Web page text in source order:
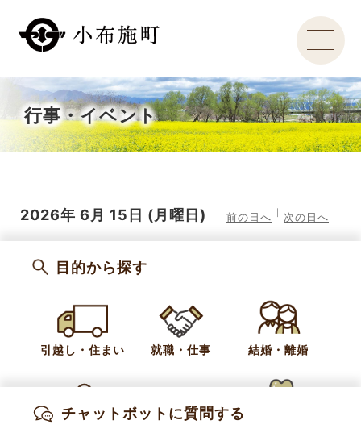
行事・イベント
2026年 6月 15日 (月曜日) 前の日へ 次の日へ
目的から探す
引越し・住まい 就職・仕事 結婚・離婚
チャットボットに質問する